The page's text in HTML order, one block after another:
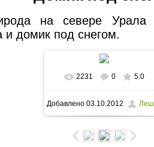
на севере
и домик под снегом.
В реальном размере
1600x1175/ 462.9Kb
2231 0 5.0
Добавлено03.10.2012